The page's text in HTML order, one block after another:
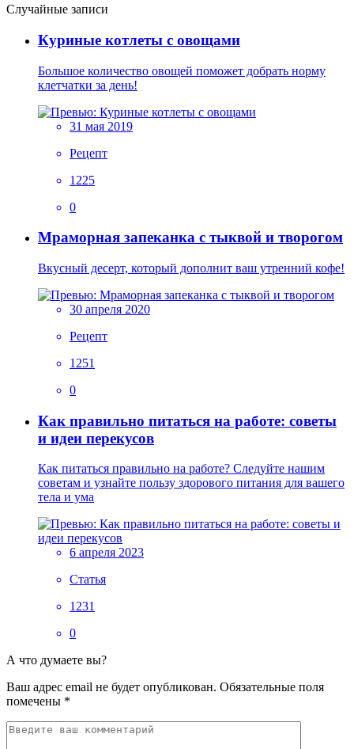
Случайные записи
Куриные котлеты с овощами
Большое количество овощей поможет добрать норму
клетчатки за день!
31 мая 2019
Рецепт
1225
0
Мраморная запеканка с тыквой и творогом
Вкусный десерт, который дополнит ваш утренний кофе!
30 апреля 2020
Рецепт
1251
0
Как правильно питаться на работе: советы
и идеи перекусов
Как питаться правильно на работе? Следуйте нашим
советам и узнайте пользу здорового питания для вашего
тела и ума
6 апреля 2023
Статья
1231
0
А что думаете вы?
Ваш адрес email не будет опубликован. Обязательные поля
помечены *